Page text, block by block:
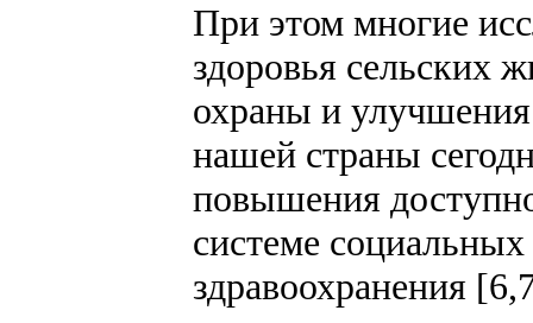
При этом многие
здоровья сельских
охраны и улучшения
нашей страны
повышения
системе
здравоохранения